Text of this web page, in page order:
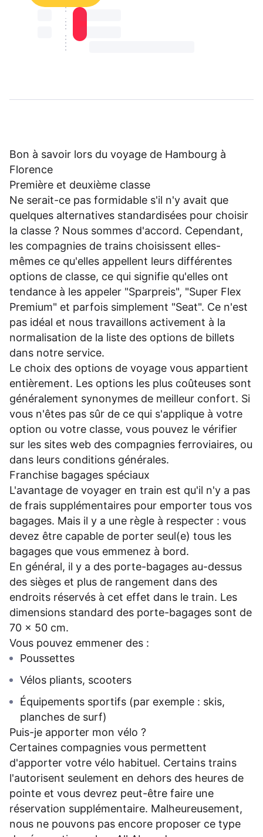
⏳⏳ ⏳ ⏳⏳
⏳⏳ ⏳ ⏳⏳
Bon à savoir lors du voyage de Hambourg à
Florence
Première et deuxième classe
Ne serait-ce pas formidable s'il n'y avait que
quelques alternatives standardisées pour choisir
la classe ? Nous sommes d'accord. Cependant,
les compagnies de trains choisissent elles-
mêmes ce qu'elles appellent leurs différentes
options de classe, ce qui signifie qu'elles ont
tendance à les appeler "Sparpreis", "Super Flex
Premium" et parfois simplement "Seat". Ce n'est
pas idéal et nous travaillons activement à la
normalisation de la liste des options de billets
dans notre service.
Le choix des options de voyage vous appartient
entièrement. Les options les plus coûteuses sont
généralement synonymes de meilleur confort. Si
vous n'êtes pas sûr de ce qui s'applique à votre
option ou votre classe, vous pouvez le vérifier
sur les sites web des compagnies ferroviaires, ou
dans leurs conditions générales.
Franchise bagages spéciaux
L'avantage de voyager en train est qu'il n'y a pas
de frais supplémentaires pour emporter tous vos
bagages. Mais il y a une règle à respecter : vous
devez être capable de porter seul(e) tous les
bagages que vous emmenez à bord.
En général, il y a des porte-bagages au-dessus
des sièges et plus de rangement dans des
endroits réservés à cet effet dans le train. Les
dimensions standard des porte-bagages sont de
70 x 50 cm.
Vous pouvez emmener des :
Poussettes
Vélos pliants, scooters
Équipements sportifs (par exemple : skis,
planches de surf)
Puis-je apporter mon vélo ?
Certaines compagnies vous permettent
d'apporter votre vélo habituel. Certains trains
l'autorisent seulement en dehors des heures de
pointe et vous devrez peut-être faire une
réservation supplémentaire. Malheureusement,
nous ne pouvons pas encore proposer ce type